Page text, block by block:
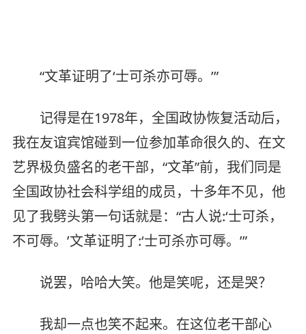
“文革证明了‘士可杀亦可辱。’”
记得是在1978年，全国政协恢复活动后，
我在友谊宾馆碰到一位参加革命很久的、在文
艺界极负盛名的老干部，“文革”前，我们同是
全国政协社会科学组的成员，十多年不见，他
见了我劈头第一句话就是：“古人说:‘士可杀，
不可辱。’文革证明了:‘士可杀亦可辱。’”
说罢，哈哈大笑。他是笑呢，还是哭？
我却一点也笑不起来。在这位老干部心